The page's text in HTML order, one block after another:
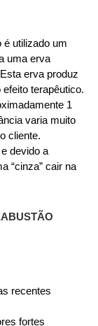
é utilizado um
uma erva
erva produz
terapêutico.
1
varia muito
cliente.
devido a
“cinza” cair na
recentes
fortes